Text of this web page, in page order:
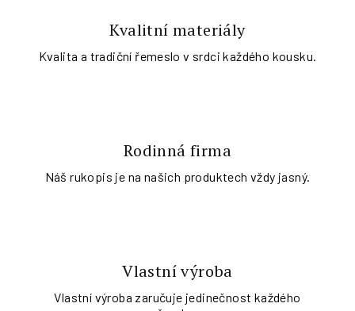
Kvalitní materiály
Kvalita a tradiční řemeslo v srdci každého kousku.
Rodinná firma
Náš rukopis je na našich produktech vždy jasný.
Vlastní výroba
Vlastní výroba zaručuje jedinečnost každého